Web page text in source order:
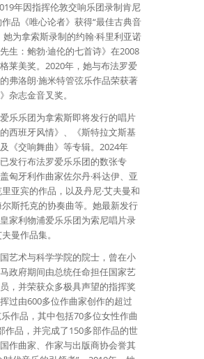
年因指挥伦敦交响乐团录制肯尼
作品《唯心论者》获得“最佳古典音
她为拿索斯录制的约翰·科里利亚诺
生：鲍勃·迪伦的七首诗》在2008
莱美奖。2020年，她与布法罗爱
弗洛朗·施米特管弦乐作品荣获著
杂志金音叉奖。
乐乐团为拿索斯即将发行的唱片
西班牙风情》、《斯特拉文斯基
《交响舞曲》等专辑。2024年
发行布法罗爱乐乐团的数张专
匈牙利作曲家佐尔丹·科达伊、亚
里亚宾的作品，以及丹尼·艾夫曼和
尔斯托克的协奏曲等。她最新发行
家利物浦爱乐乐团为索尼唱片录
曼作品集。
艺术与科学学院的院士，曾在小
政府期间由总统任命担任国家艺
，并荣获众多极具声望的指挥奖
过由600多位作曲家创作的超过
作品，其中包括70多位女性作曲
作品，并完成了150多部作品的世
作曲家、作家与出版商协会誉其